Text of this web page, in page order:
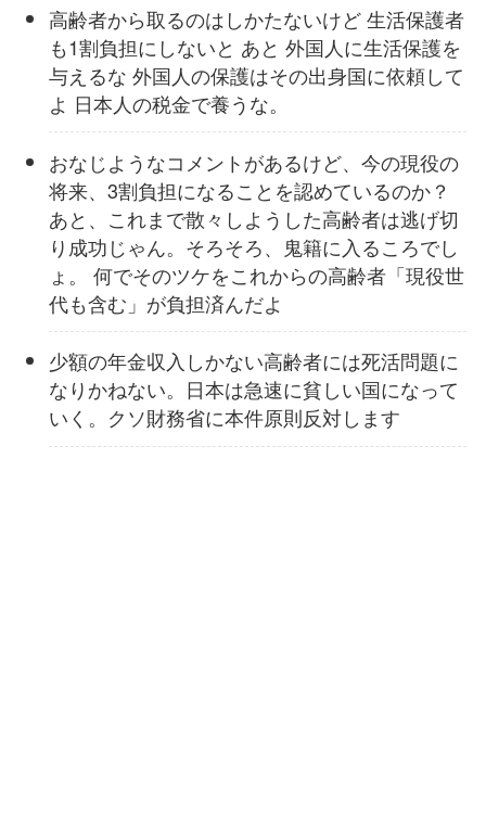
高齢者から取るのはしかたないけど 生活保護者
も1割負担にしないと あと 外国人に生活保護を
与えるな 外国人の保護はその出身国に依頼して
よ 日本人の税金で養うな。
おなじようなコメントがあるけど、今の現役の
将来、3割負担になることを認めているのか？
あと、これまで散々しようした高齢者は逃げ切
り成功じゃん。そろそろ、鬼籍に入るころでし
ょ。 何でそのツケをこれからの高齢者「現役世
代も含む」が負担済んだよ
少額の年金収入しかない高齢者には死活問題に
なりかねない。日本は急速に貧しい国になって
いく。クソ財務省に本件原則反対します